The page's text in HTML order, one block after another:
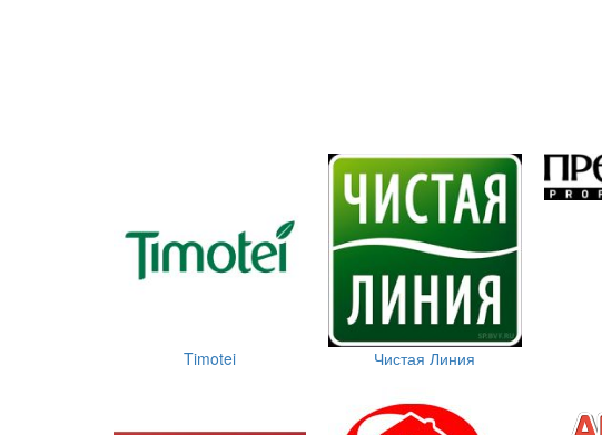
Timotei Чистая Линия